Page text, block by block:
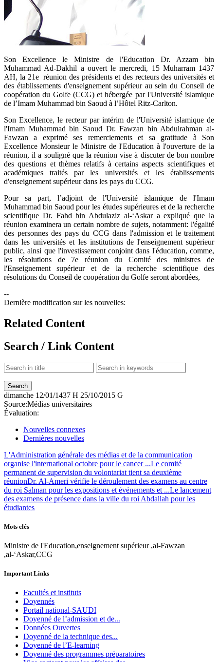
Son Excellence le Ministre de l'Education Dr. Azzam bin
Muhammad Ad-Dakhil a ouvert le mercredi, 15 Muharram 1437
AH, la 21e réunion des présidents et des recteurs des universités et
des établissements d'enseignement supérieur au sein du Conseil de
coopération du Golfe (CCG) et hébergée par l'Université islamique
de l’Imam Muhammad bin Saoud à l’Hôtel Ritz-Carlton.
Son Excellence, le recteur par intérim de l'Université islamique de
l'Imam Muhammad bin Saoud Dr. Fawzan bin Abdulrahman al-
Fawzan a exprimé ses remerciements et sa gratitude à Son
Excellence Monsieur le Ministre de l'Education à l'ouverture de la
réunion, il a souligné que la réunion vise à discuter de bon nombre
des questions et thèmes relatifs à certains aspects scientifiques et
académiques traités par les universités et les établissements
d'enseignement supérieur dans les pays du CCG.
Pour sa part, l’adjoint de l'Université islamique de l'Imam
Muhammad bin Saoud pour les études supérieures et de la recherche
scientifique Dr. Fahd bin Abdulaziz al-‘Askar a expliqué que la
réunion examinera un certain nombre de sujets, notamment: l'égalité
des personnes des pays du CCG dans l'admission et le traitement
dans les universités et les institutions de l'enseignement supérieur
public, ainsi que l'investissement conjoint dans l'éducation, comme,
les résolutions de 7e réunion du Comité des ministres de
l'Enseignement supérieur et de la recherche scientifique des
résolutions du Conseil de coopération du Golfe seront abordées,​
--
Dernière modification sur les nouvelles:
Related Content
Search / Link Content
dimanche 12/01/1437 H 25/10/2015 G
Source:Médias universitaires
Évaluation:
Nouvelles connexes
Dernières nouvelles
L'Administration générale des médias et de la communication
organise l'international octobre pour le cancer ...Le comité
permanent de supervision du volontariat tient sa deuxième
réunionDr. Al-Ameri vérifie le déroulement des examens au centre
du roi Salman pour les expositions et événements et ...Le lancement
des examens de présence dans la ville du roi Abdallah pour les
étudiantes
Mots clés
Ministre de l'Education,enseignement supérieur ,al-Fawzan
,al-‘Askar,CCG
Important Links
Facultés et instituts
Doyennés
Portail national-SAUDI
Doyenné de l’admission et de...
Données Ouvertes
Doyenné de la technique des...
Doyenné de l’E-learning
Doyenné des programmes préparatoires